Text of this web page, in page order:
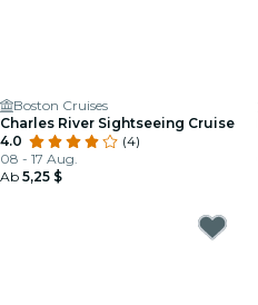
Boston Cruises
Charles River Sightseeing Cruise
4.0
(4)
08 - 17 Aug.
Ab 5,25 $